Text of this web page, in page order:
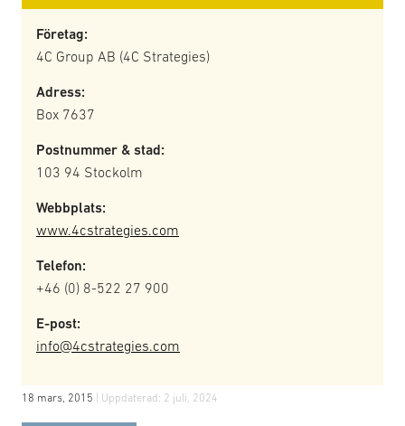
Företag:
4C Group AB (4C Strategies)
Adress:
Box 7637
Postnummer & stad:
103 94 Stockolm
Webbplats:
www.4cstrategies.com
Telefon:
+46 (0) 8-522 27 900
E-post:
info@4cstrategies.com
18 mars, 2015 | Uppdaterad: 2 juli, 2024